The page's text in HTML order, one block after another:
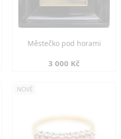
Městečko pod horami
3 000 Kč
NOVÉ